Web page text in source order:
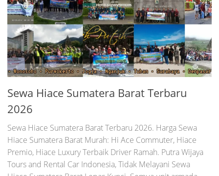
Sewa Hiace Sumatera Barat Terbaru
2026
Sewa Hiace Sumatera Barat Terbaru 2026. Harga Sewa
Hiace Sumatera Barat Murah: Hi Ace Commuter, Hiace
Premio, Hiace Luxury Terbaik Driver Ramah. Putra Wijaya
Tours and Rental Car Indonesia, Tidak Melayani Sewa